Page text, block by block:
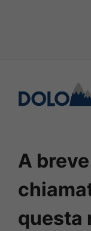
contenuto
A
questa